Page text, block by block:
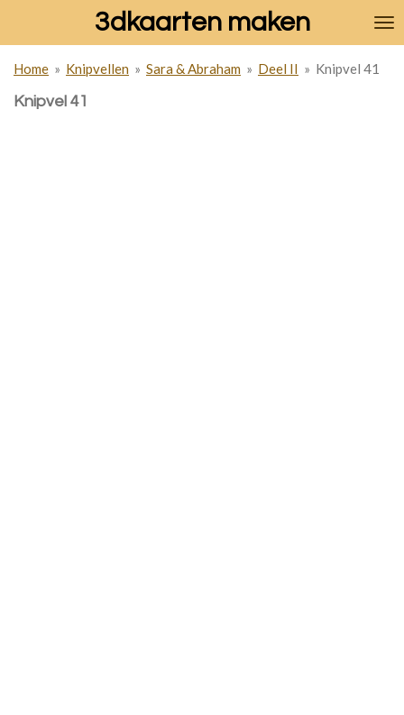
de
hoofdinhoud
3dkaarten maken
Home » Knipvellen » Sara & Abraham » Deel II » Knipvel 41
Knipvel 41